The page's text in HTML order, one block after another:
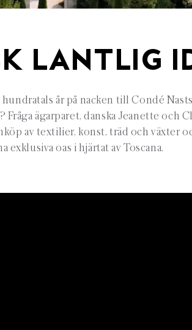
LANTLIG
år på nacken till Condé
ägarparet, danska Jeanette och
av textilier, konst, träd och växter
exklusiva oas i hjärtat av Toscana.